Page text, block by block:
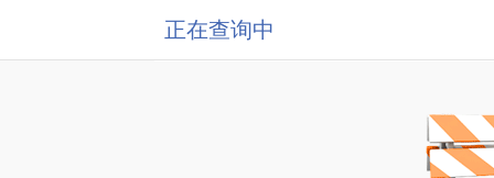
正在查询中